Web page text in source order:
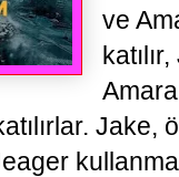
ve
Jake,